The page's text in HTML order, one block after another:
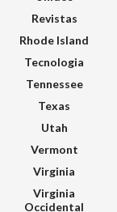
Revistas
Rhode Island
Tecnologia
Tennessee
Texas
Utah
Vermont
Virginia
Virginia
Occidental